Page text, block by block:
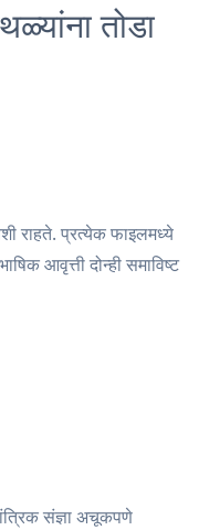
तोडा
राहते. प्रत्येक फाइलमध्ये
आवृत्ती दोन्ही समाविष्ट
संज्ञा अचूकपणे